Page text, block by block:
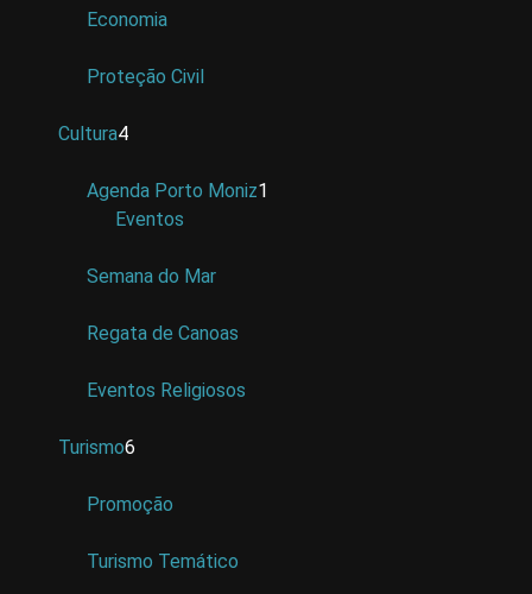
Economia
Proteção Civil
Cultura4
Agenda Porto Moniz1
Eventos
Semana do Mar
Regata de Canoas
Eventos Religiosos
Turismo6
Promoção
Turismo Temático